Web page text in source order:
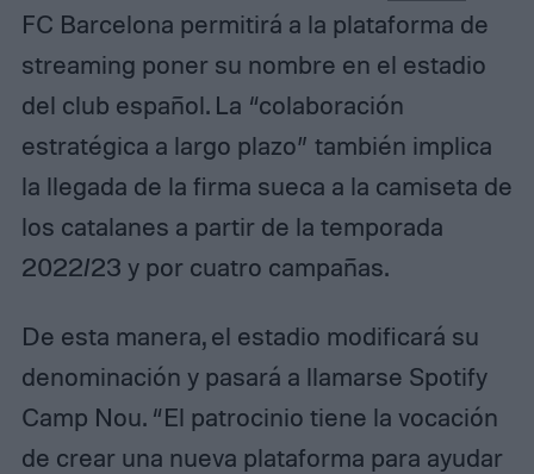
FC Barcelona permitirá a la plataforma de
streaming poner su nombre en el estadio
del club español. La “colaboración
estratégica a largo plazo” también implica
la llegada de la firma sueca a la camiseta de
los catalanes a partir de la temporada
2022/23 y por cuatro campañas.
De esta manera, el estadio modificará su
denominación y pasará a llamarse Spotify
Camp Nou. “El patrocinio tiene la vocación
de crear una nueva plataforma para ayudar